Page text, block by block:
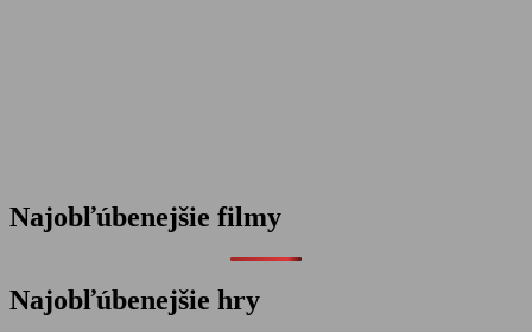
Najobľúbenejšie filmy
Najobľúbenejšie hry